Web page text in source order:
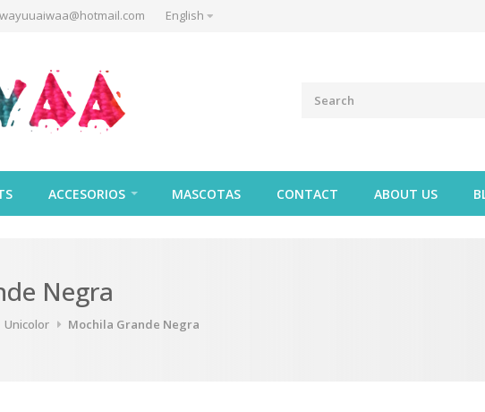
wayuuaiwaa@hotmail.com English
ACCESORIOS MASCOTAS CONTACT ABOUT US
Negra
Unicolor Mochila Grande Negra